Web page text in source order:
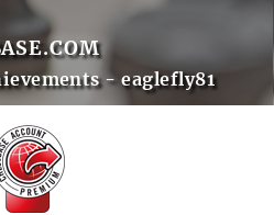
- eaglefly81